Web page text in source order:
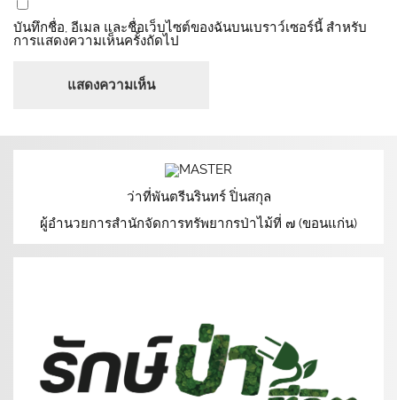
บันทึกชื่อ, อีเมล และชื่อเว็บไซต์ของฉันบนเบราว์เซอร์นี้ สำหรับ
การแสดงความเห็นครั้งถัดไป
ว่าที่พันตรีนรินทร์ ปิ่นสกุล
ผู้อำนวยการสำนักจัดการทรัพยากรป่าไม้ที่ ๗ (ขอนแก่น)